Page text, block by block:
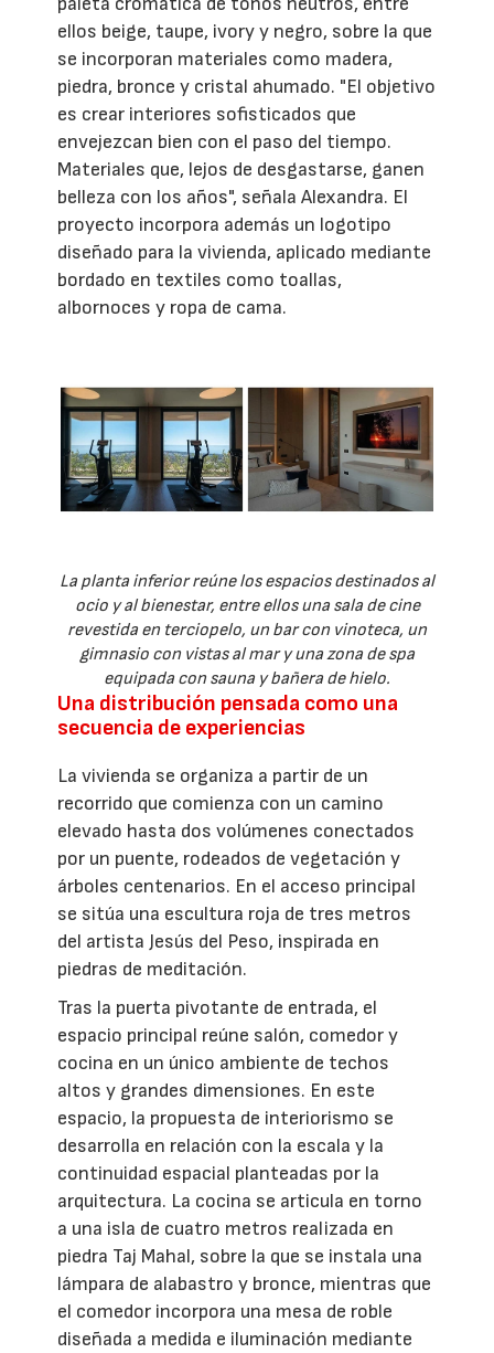
ellos beige, taupe, ivory y negro, sobre la que
se incorporan materiales como madera,
piedra, bronce y cristal ahumado. "El objetivo
es crear interiores sofisticados que
envejezcan bien con el paso del tiempo.
Materiales que, lejos de desgastarse, ganen
belleza con los años", señala Alexandra. El
proyecto incorpora además un logotipo
diseñado para la vivienda, aplicado mediante
bordado en textiles como toallas,
albornoces y ropa de cama.
La planta inferior reúne los espacios destinados al
ocio y al bienestar, entre ellos una sala de cine
revestida en terciopelo, un bar con vinoteca, un
gimnasio con vistas al mar y una zona de spa
equipada con sauna y bañera de hielo.
Una distribución pensada como una
secuencia de experiencias
La vivienda se organiza a partir de un
recorrido que comienza con un camino
elevado hasta dos volúmenes conectados
por un puente, rodeados de vegetación y
árboles centenarios. En el acceso principal
se sitúa una escultura roja de tres metros
del artista Jesús del Peso, inspirada en
piedras de meditación.
Tras la puerta pivotante de entrada, el
espacio principal reúne salón, comedor y
cocina en un único ambiente de techos
altos y grandes dimensiones. En este
espacio, la propuesta de interiorismo se
desarrolla en relación con la escala y la
continuidad espacial planteadas por la
arquitectura. La cocina se articula en torno
a una isla de cuatro metros realizada en
piedra Taj Mahal, sobre la que se instala una
lámpara de alabastro y bronce, mientras que
el comedor incorpora una mesa de roble
diseñada a medida e iluminación mediante